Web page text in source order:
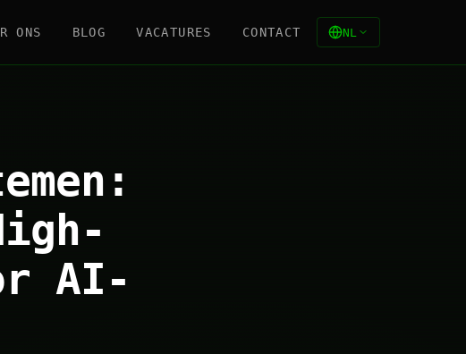
ONS BLOG VACATURES CONTACT NL
AI-